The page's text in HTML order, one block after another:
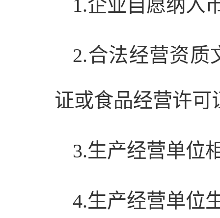
1.企业自愿纳入
2.合法经营资质
证或食品经营许
3.生产经营单位
4.生产经营单位